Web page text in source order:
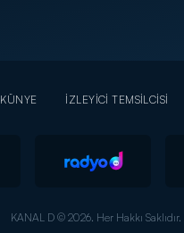
KÜNYE İZLEYİCİ TEMSİLCİSİ
KANAL D © 2026. Her Hakkı Saklıdır.